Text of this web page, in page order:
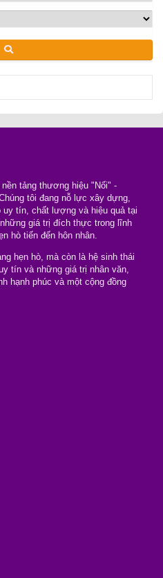
tảng thương hiệu "Nối" -
tôi đang nỗ lực xây dựng,
tín, chất lượng và hiệu quả tại
giá trị đích thực trong lĩnh
hò tiến đến hôn nhân.
hẹn hò, mà còn là hệ sinh thái
tín và những giá trị nhân văn,
hạnh phúc và một cộng đồng